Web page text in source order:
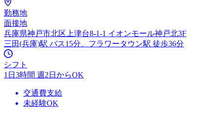
勤務地
面接地
兵庫県神戸市北区上津台8-1-1 イオンモール神戸北3F
三田(兵庫)駅 バス15分、フラワータウン駅 徒歩36分
シフト
1日3時間 週2日からOK
交通費支給
未経験OK